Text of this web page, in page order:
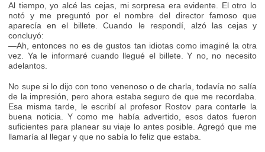
Al tiempo, yo alcé las cejas, mi sorpresa era evidente. El otro lo
notó y me preguntó por el nombre del director famoso que
aparecía en el billete. Cuando le respondí, alzó las cejas y
concluyó:
—Ah, entonces no es de gustos tan idiotas como imaginé la otra
vez. Ya le informaré cuando llegué el billete. Y no, no necesito
adelantos.
No supe si lo dijo con tono venenoso o de charla, todavía no salía
de la impresión, pero ahora estaba seguro de que me recordaba.
Esa misma tarde, le escribí al profesor Rostov para contarle la
buena noticia. Y como me había advertido, esos datos fueron
suficientes para planear su viaje lo antes posible. Agregó que me
llamaría al llegar y que no sabía lo feliz que estaba.